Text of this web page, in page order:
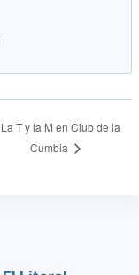
La T y la M en Club de la
Cumbia